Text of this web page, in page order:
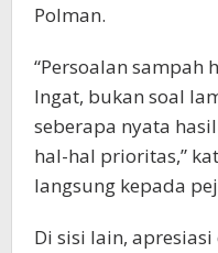
Polman.
“Persoalan sampah
Ingat, bukan soal
seberapa nyata
hal-hal prioritas,”
langsung kepada
Di sisi lain,